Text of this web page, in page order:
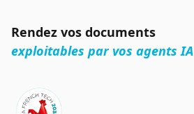
Rendez vos documents
exploitables par vos agents IA